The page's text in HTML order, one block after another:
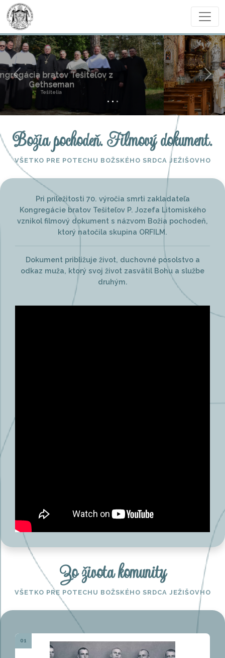
Spolucítiť s Ježišom Kristom...
Previous Next
Božia pochodeň. Filmový dokument.
VŠETKO PRE POTECHU BOŽSKÉHO SRDCA JEŽIŠOVHO
Pri príležitosti 70. výročia smrti zakladateľa
Kongregácie bratov Tešiteľov P. Jozefa Litomiského
vznikol filmový dokument s názvom Božia pochodeň,
ktorý natočila skupina ORFILM.
Dokument približuje život, duchovné posolstvo a
odkaz muža, ktorý svoj život zasvätil Bohu a službe
druhým.
Zo života komunity
VŠETKO PRE POTECHU BOŽSKÉHO SRDCA JEŽIŠOVHO
01